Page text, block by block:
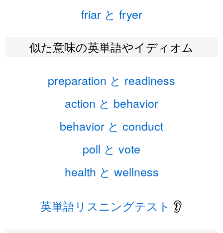
friar と fryer
似た意味の英単語やイディオム
preparation と readiness
action と behavior
behavior と conduct
poll と vote
health と wellness
英単語リスニングテスト 👂